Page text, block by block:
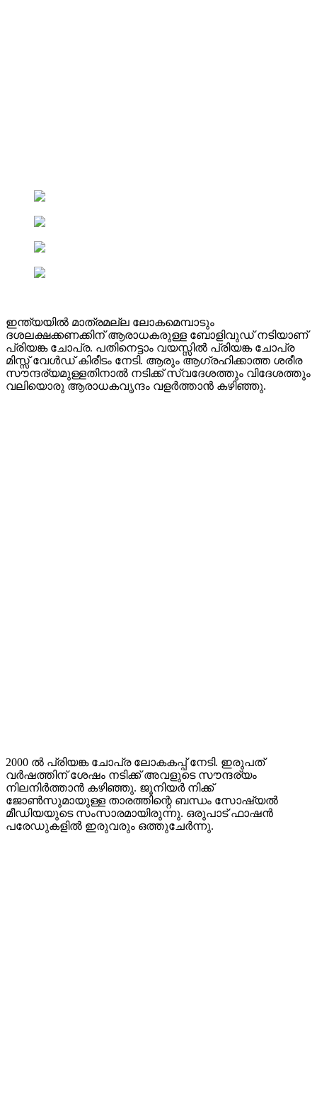
ഇന്ത്യയിൽ മാത്രമല്ല ലോകമെമ്പാടും
ദശലക്ഷക്കണക്കിന് ആരാധകരുള്ള ബോളിവുഡ് നടിയാണ്
പ്രിയങ്ക ചോപ്ര. പതിനെട്ടാം വയസ്സിൽ പ്രിയങ്ക ചോപ്ര
മിസ്സ് വേൾഡ് കിരീടം നേടി. ആരും ആഗ്രഹിക്കാത്ത ശരീര
സൗന്ദര്യമുള്ളതിനാൽ നടിക്ക് സ്വദേശത്തും വിദേശത്തും
വലിയൊരു ആരാധകവൃന്ദം വളർത്താൻ കഴിഞ്ഞു.
2000 ൽ പ്രിയങ്ക ചോപ്ര ലോകകപ്പ് നേടി. ഇരുപത്
വർഷത്തിന് ശേഷം നടിക്ക് അവളുടെ സൗന്ദര്യം
നിലനിർത്താൻ കഴിഞ്ഞു. ജൂനിയർ നിക്ക്
ജോൺസുമായുള്ള താരത്തിന്റെ ബന്ധം സോഷ്യൽ
മീഡിയയുടെ സംസാരമായിരുന്നു. ഒരുപാട് ഫാഷൻ
പരേഡുകളിൽ ഇരുവരും ഒത്തുചേർന്നു.